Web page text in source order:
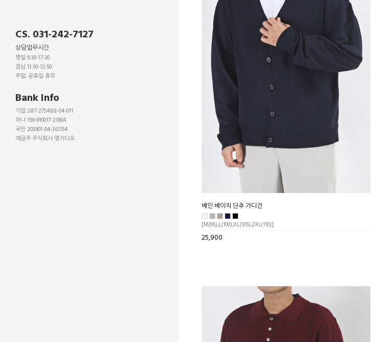
CS. 031-242-7127
상담업무시간
평일 9:30-17:30
점심 11:50-12:50
주말, 공휴일 휴무
Bank Info
기업 287-275488-04-011
하나 159-910017-21904
국민 203901-04-361154
예금주 주식회사 명지디오
베인 베이직 단추 가디건
[M(95),L(100),XL(105),2XL(110)]
25,900